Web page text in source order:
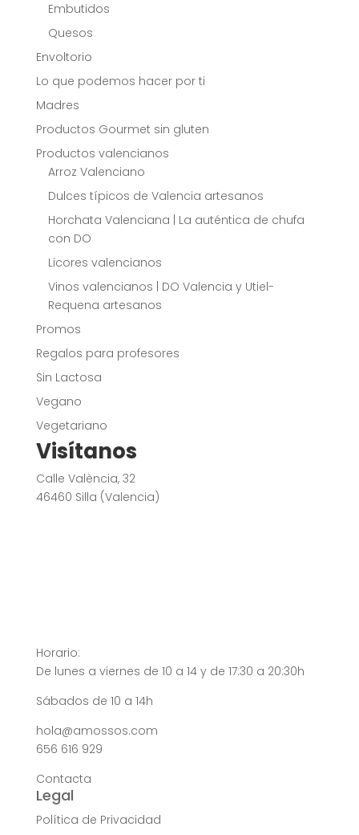
Embutidos
Quesos
Envoltorio
Lo que podemos hacer por ti
Madres
Productos Gourmet sin gluten
Productos valencianos
Arroz Valenciano
Dulces típicos de Valencia artesanos
Horchata Valenciana | La auténtica de chufa
con DO
Licores valencianos
Vinos valencianos | DO Valencia y Utiel-
Requena artesanos
Promos
Regalos para profesores
Sin Lactosa
Vegano
Vegetariano
Visítanos
Calle València, 32
46460 Silla (Valencia)
Horario:
De lunes a viernes de 10 a 14 y de 17:30 a 20:30h
Sábados de 10 a 14h
hola@amossos.com
656 616 929
Contacta
Legal
Política de Privacidad